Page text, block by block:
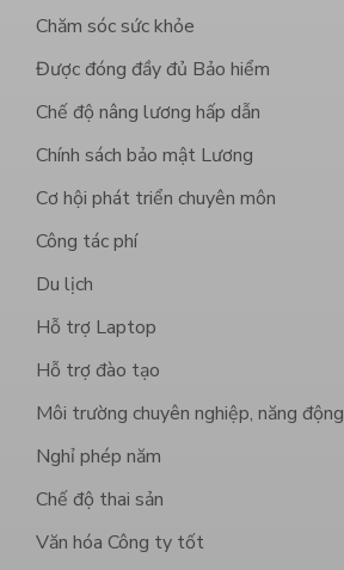
Chăm sóc sức khỏe
Được đóng đầy đủ Bảo hiểm
Chế độ nâng lương hấp dẫn
Chính sách bảo mật Lương
Cơ hội phát triển chuyên môn
Công tác phí
Du lịch
Hỗ trợ Laptop
Hỗ trợ đào tạo
Môi trường chuyên nghiệp, năng động
Nghỉ phép năm
Chế độ thai sản
Văn hóa Công ty tốt